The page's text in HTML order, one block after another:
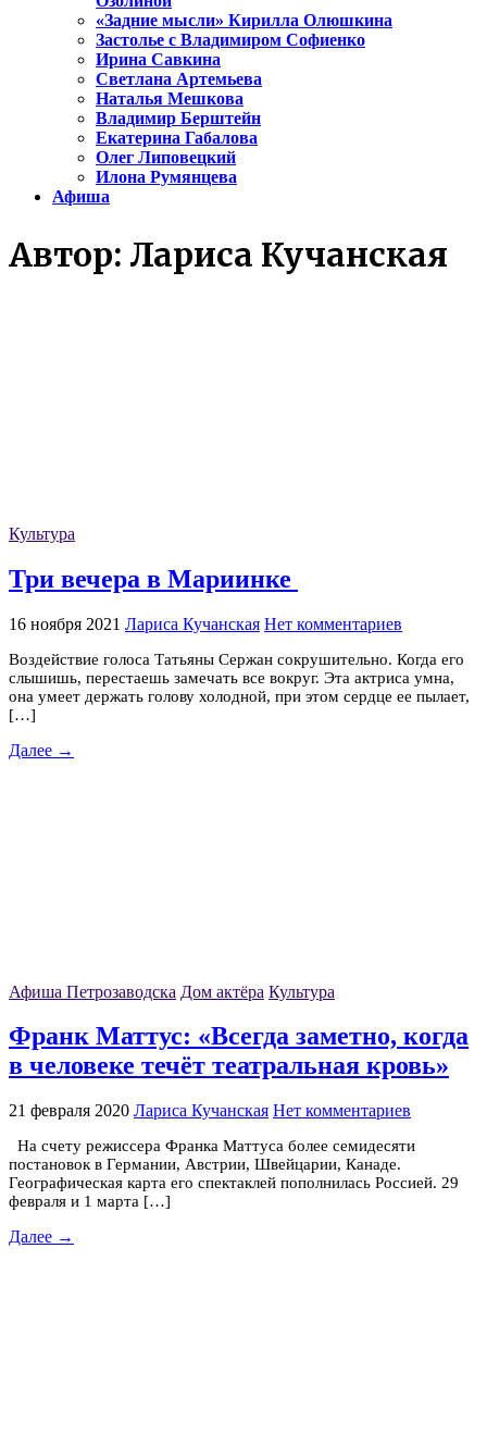
«Задние мысли» Кирилла Олюшкина
Застолье с Владимиром Софиенко
Ирина Савкина
Светлана Артемьева
Наталья Мешкова
Владимир Берштейн
Екатерина Габалова
Олег Липовецкий
Илона Румянцева
Афиша
Автор: Лариса Кучанская
Культура
Три вечера в Мариинке
16 ноября 2021 Лариса Кучанская Нет комментариев
Воздействие голоса Татьяны Сержан сокрушительно. Когда его
слышишь, перестаешь замечать все вокруг. Эта актриса умна,
она умеет держать голову холодной, при этом сердце ее пылает,
[…]
Далее →
Афиша Петрозаводска Дом актёра Культура
Франк Маттус: «Всегда заметно, когда
в человеке течёт театральная кровь»
21 февраля 2020 Лариса Кучанская Нет комментариев
На счету режиссера Франка Маттуса более семидесяти
постановок в Германии, Австрии, Швейцарии, Канаде.
Географическая карта его спектаклей пополнилась Россией. 29
февраля и 1 марта […]
Далее →